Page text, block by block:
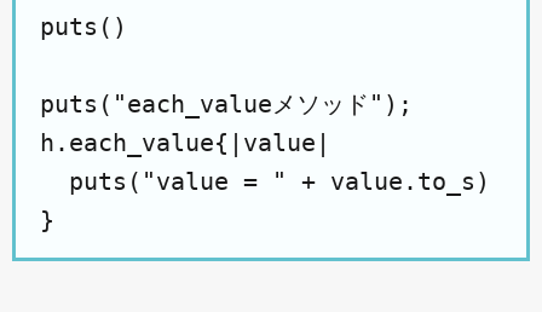
puts()
puts("each_valueメソッド");
h.each_value{|value|
  puts("value = " + value.to_s)